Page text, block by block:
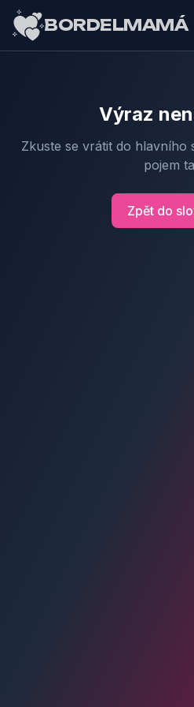
BORDELMAMÁ
Výraz
Zkuste se vrátit do hlavního
pojem
Zpět do